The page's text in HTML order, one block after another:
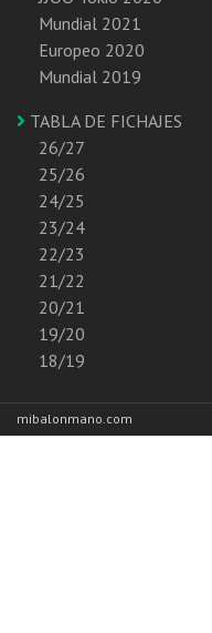
Mundial 2021
Europeo 2020
Mundial 2019
TABLA DE FICHAJES
26/27
25/26
24/25
23/24
22/23
21/22
20/21
19/20
18/19
mibalonmano.com